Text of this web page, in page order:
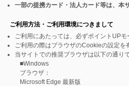
一部の提携カード・法人カード等は、本
ご利用方法・ご利用環境につきまして
ご利用にあたっては、必ずポイントUP
ご利用の際はブラウザのCookieの設定を
当サイトでの推奨ブラウザは以下の通りで
■Windows
ブラウザ：
Microsoft Edge 最新版